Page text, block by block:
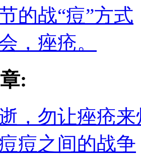
的战“痘”方式
，痤疮。
:
，勿让痤疮来
痘之间的战争